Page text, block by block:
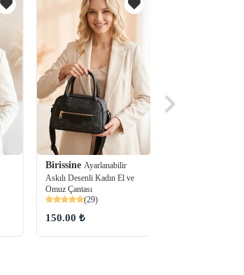
Birissine Ayarlanabilir
Askılı Desenli Kadın El ve
Omuz Çantası
(29)
150.00 ₺